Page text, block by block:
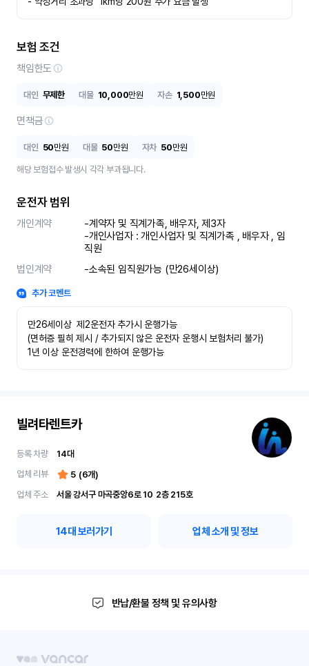
보험 조건
책임한도
대인 무제한 대물 10,000만원 자손 1,500만원
면책금
대인 50만원 대물 50만원 자차 50만원
해당 보험접수 발생시 각각 부과됩니다.
운전자 범위
개인계약
-계약자 및 직계가족, 배우자, 제3자
-개인사업자 : 개인사업자 및 직계가족 , 배우자 , 임
직원
법인계약
-소속된 임직원가능 (만26세이상)
추가 코멘트
만26세이상  제2운전자 추가시 운행가능
(면허증 필히 제시 / 추가되지 않은 운전자 운행시 보험처리 불가)
1년 이상 운전경력에 한하여 운행가능
빌려타렌트카
등록 차량 14대
업체 리뷰
5 (6개)
업체 주소
서울 강서구 마곡중앙6로 10	2층 215호
14대 보러가기 업체 소개 및 정보
반납/환불 정책 및 유의사항